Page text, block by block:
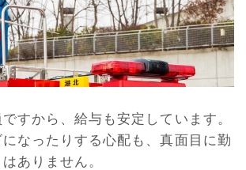
すから、給与も安定しています。
なったりする心配も、真面目に勤
ありません。